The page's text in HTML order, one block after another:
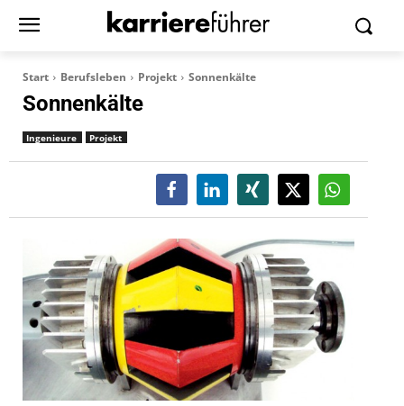
Start Berufsleben Projekt Sonnenkälte
Sonnenkälte
Ingenieure Projekt